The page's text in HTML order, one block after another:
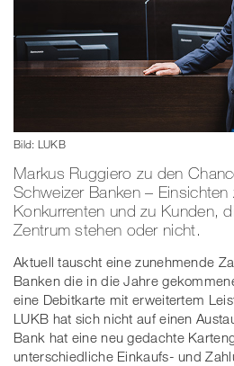
Bild: LUKB
Markus Ruggiero zu den
Schweizer Banken – Einsichten
Konkurrenten und zu Kunden,
Zentrum stehen oder nicht.
Aktuell tauscht eine zunehmende
Banken die in die Jahre
eine Debitkarte mit erweitertem
LUKB hat sich nicht auf einen
Bank hat eine neu gedachte
unterschiedliche Einkaufs- und